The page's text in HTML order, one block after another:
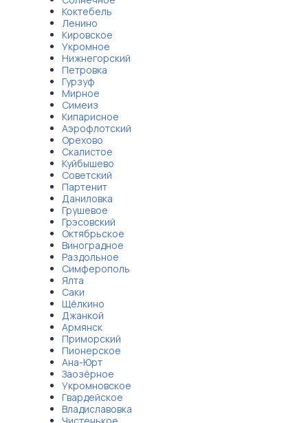
Коктебель
Ленино
Кировское
Укромное
Нижнегорский
Петровка
Гурзуф
Мирное
Симеиз
Кипарисное
Аэрофлотский
Орехово
Скалистое
Куйбышево
Советский
Партенит
Даниловка
Грушевое
Грэсовский
Октябрьское
Виноградное
Раздольное
Симферополь
Ялта
Саки
Щёлкино
Джанкой
Армянск
Приморский
Пионерское
Ана-Юрт
Заозёрное
Укромновское
Гвардейское
Владиславовка